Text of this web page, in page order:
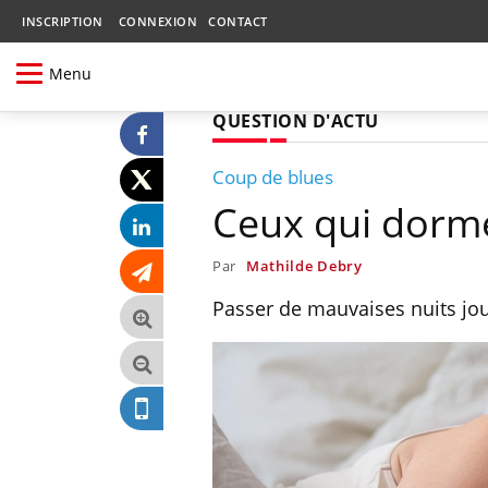
INSCRIPTION CONNEXION CONTACT
Menu
QUESTION D'ACTU
Coup de blues
Ceux qui
Par Mathilde Debry
Passer de mauvaises nuits